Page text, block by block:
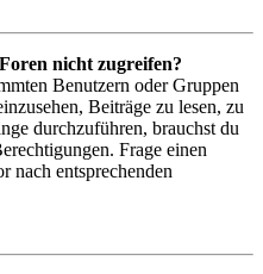
nicht zugreifen?
Benutzern oder Gruppen
Beiträge zu lesen, zu
durchzuführen, brauchst du
Frage einen
nach entsprechenden